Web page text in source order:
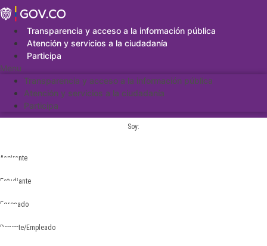
Saltar
al
contenidoTransparencia y acceso a la información pública
Atención y servicios a la ciudadanía
Participa
Menu
Transparencia y acceso a la información pública
Atención y servicios a la ciudadanía
Participa
Soy:
Aspirante
Estudiante
Egresado
Docente/Empleado